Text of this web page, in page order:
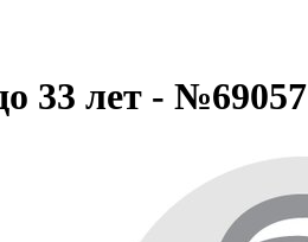
33 лет - №69057